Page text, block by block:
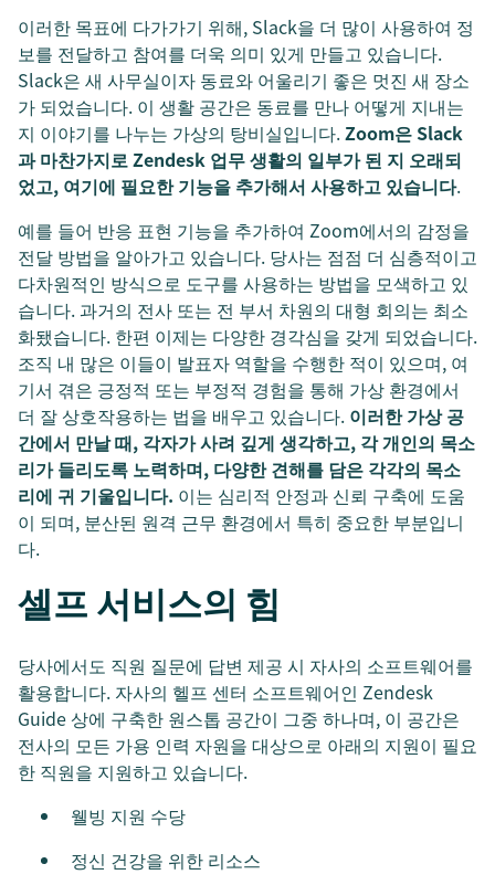
이러한 목표에 다가가기 위해, Slack을 더 많이 사용하여 정
보를 전달하고 참여를 더욱 의미 있게 만들고 있습니다.
Slack은 새 사무실이자 동료와 어울리기 좋은 멋진 새 장소
가 되었습니다. 이 생활 공간은 동료를 만나 어떻게 지내는
지 이야기를 나누는 가상의 탕비실입니다.Zoom은 Slack
과 마찬가지로 Zendesk 업무 생활의 일부가 된 지 오래되
었고, 여기에 필요한 기능을 추가해서 사용하고 있습니다.
예를 들어 반응 표현 기능을 추가하여 Zoom에서의 감정을
전달 방법을 알아가고 있습니다. 당사는 점점 더 심층적이고
다차원적인 방식으로 도구를 사용하는 방법을 모색하고 있
습니다. 과거의 전사 또는 전 부서 차원의 대형 회의는 최소
화됐습니다. 한편 이제는 다양한 경각심을 갖게 되었습니다.
조직 내 많은 이들이 발표자 역할을 수행한 적이 있으며, 여
기서 겪은 긍정적 또는 부정적 경험을 통해 가상 환경에서
더 잘 상호작용하는 법을 배우고 있습니다. 이러한 가상 공
간에서 만날 때, 각자가 사려 깊게 생각하고, 각 개인의 목소
리가 들리도록 노력하며, 다양한 견해를 담은 각각의 목소
리에 귀 기울입니다. 이는 심리적 안정과 신뢰 구축에 도움
이 되며, 분산된 원격 근무 환경에서 특히 중요한 부분입니
다.
셀프 서비스의 힘
당사에서도 직원 질문에 답변 제공 시 자사의 소프트웨어를
활용합니다. 자사의 헬프 센터 소프트웨어인 Zendesk
Guide 상에 구축한 원스톱 공간이 그중 하나며, 이 공간은
전사의 모든 가용 인력 자원을 대상으로 아래의 지원이 필요
한 직원을 지원하고 있습니다.
웰빙 지원 수당
정신 건강을 위한 리소스